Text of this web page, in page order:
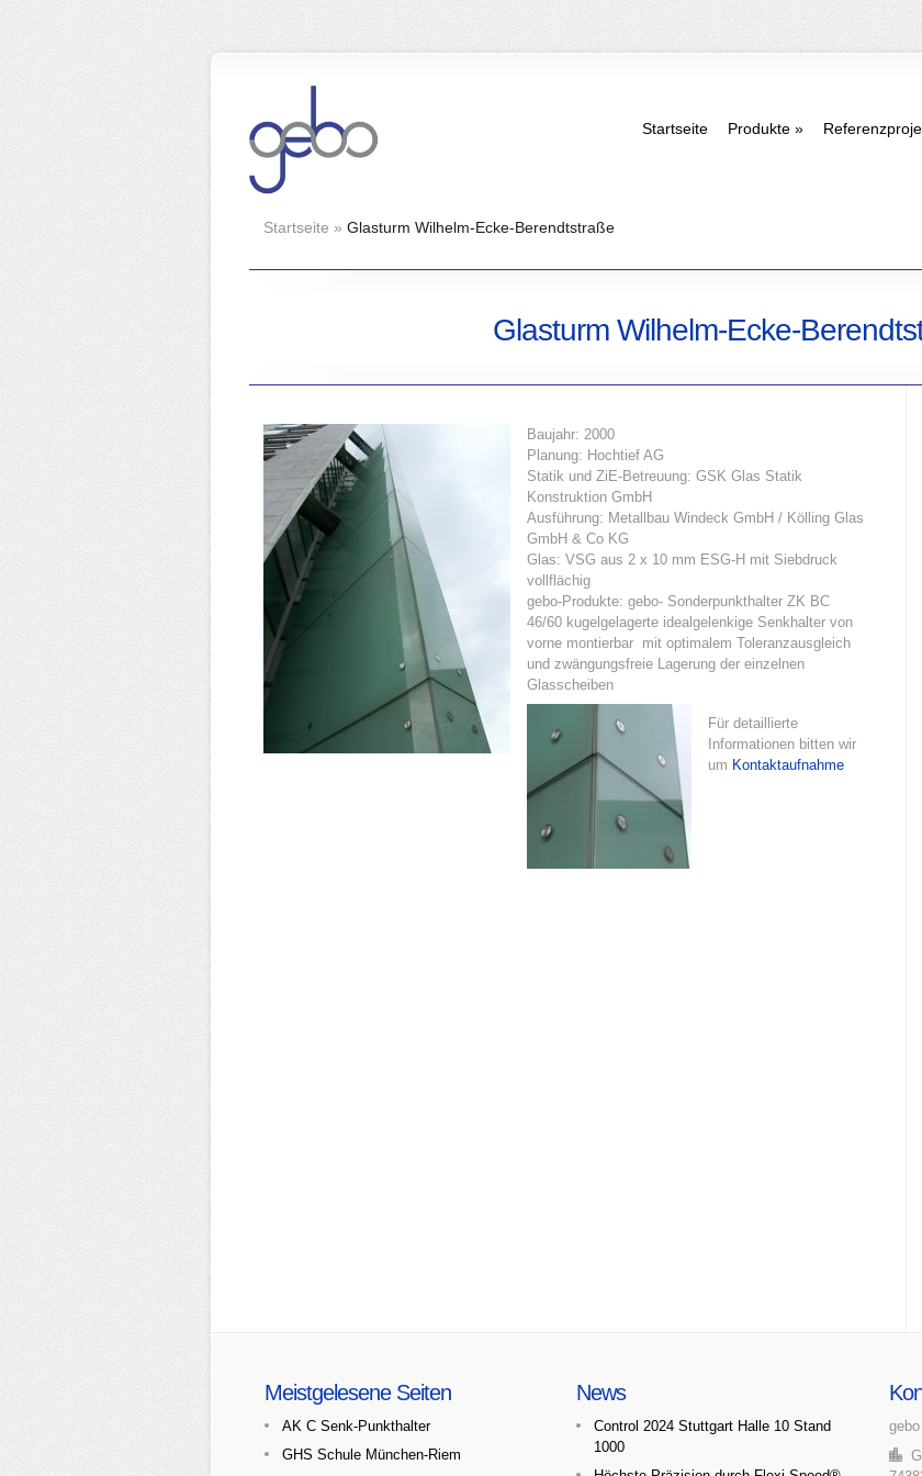
Startseite Produkte
Startseite » Glasturm Wilhelm-Ecke-Berendtstraße
Glasturm Wilhelm-Ecke-
Baujahr: 2000
Planung: Hochtief AG
Statik und ZiE-Betreuung: GSK Glas Statik
Konstruktion GmbH
Ausführung: Metallbau Windeck GmbH / Kölling Glas
GmbH & Co KG
Glas: VSG aus 2 x 10 mm ESG-H mit Siebdruck
vollflächig
gebo-Produkte: gebo- Sonderpunkthalter ZK BC
46/60 kugelgelagerte idealgelenkige Senkhalter von
vorne montierbar mit optimalem Toleranzausgleich
und zwängungsfreie Lagerung der einzelnen
Glasscheiben
Für detaillierte
Informationen bitten wir
um Kontaktaufnahme
Meistgelesene Seiten
AK C Senk-Punkthalter
GHS Schule München-Riem
News
Control 2024 Stuttgart Halle 10 Stand
1000